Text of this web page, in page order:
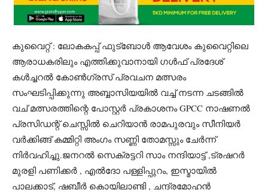
കുവൈറ്റ് : ലോകകപ്പ് ഫുട്ബോൾ ആവേശം കുവൈറ്റിലെ
ആരാധകരിലും എത്തിക്കുവാനായി ഗൾഫ് പ്രദേശ്
കൾച്ചറൽ കോൺഗ്രസ് പ്രവചന മത്സരം
സംഘടിപ്പിക്കുന്നു അബ്ബാസിയയിൽ വച്ച് നടന്ന ചടങ്ങിൽ
വച്‌ മത്സരത്തിന്റെ പോസ്റ്റർ പ്രകാശനം GPCC നാഷണൽ
പ്രസിഡന്റ് ചെസ്സിൽ ചെറിയാൻ രാമപുരവും സീനിയർ
വർക്കിങ്ങ് കമ്മിറ്റി അംഗം സണ്ണി തോമസ്സും ചേർന്ന്
നിർവഹിച്ചു.ജനറൽ സെക്രട്ടറി സാം നന്ദിയാട്ട്‌ ,ട്രഷറർ
മുരളി പണിക്കർ , എൽദോ പള്ളിപ്പുറം, ഇസ്മായിൽ
പാലക്കാട്, ഷബീർ കൊയിലാണ്ടി , ചന്ദ്രമോഹൻ